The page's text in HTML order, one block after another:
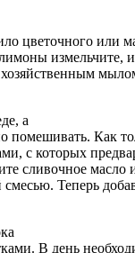
цветочного или
измельчите,
а
помешивать. Как
с которых
сливочное масло
Теперь
В день